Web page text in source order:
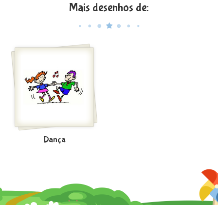
Mais desenhos de:
Dança